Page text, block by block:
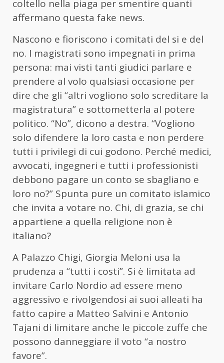
coltello nella piaga per smentire quanti
affermano questa fake news.
Nascono e fioriscono i comitati del si e del
no. I magistrati sono impegnati in prima
persona: mai visti tanti giudici parlare e
prendere al volo qualsiasi occasione per
dire che gli “altri vogliono solo screditare la
magistratura” e sottometterla al potere
politico. “No”, dicono a destra. “Vogliono
solo difendere la loro casta e non perdere
tutti i privilegi di cui godono. Perché medici,
avvocati, ingegneri e tutti i professionisti
debbono pagare un conto se sbagliano e
loro no?” Spunta pure un comitato islamico
che invita a votare no. Chi, di grazia, se chi
appartiene a quella religione non è
italiano?
A Palazzo Chigi, Giorgia Meloni usa la
prudenza a “tutti i costi”. Si è limitata ad
invitare Carlo Nordio ad essere meno
aggressivo e rivolgendosi ai suoi alleati ha
fatto capire a Matteo Salvini e Antonio
Tajani di limitare anche le piccole zuffe che
possono danneggiare il voto “a nostro
favore”.